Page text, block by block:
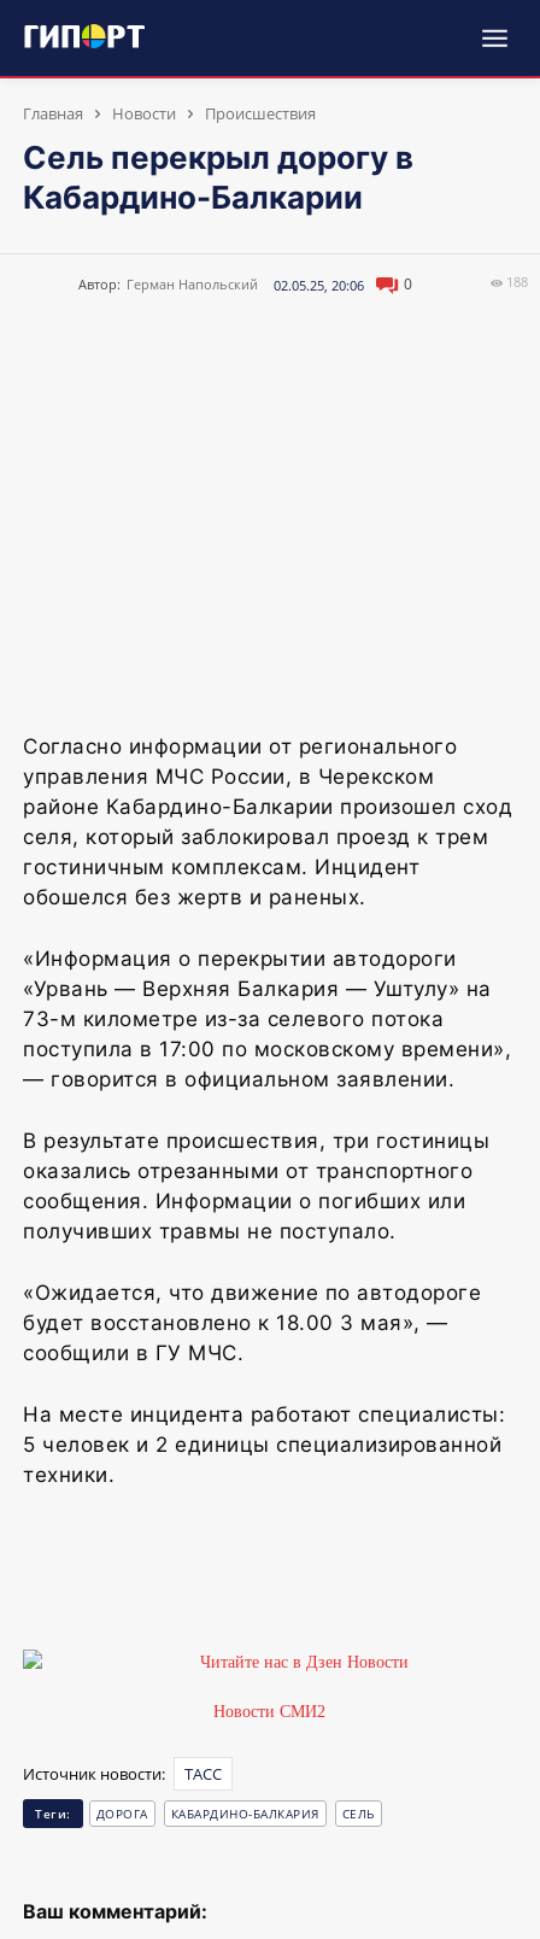
Главная Новости Происшествия
Сель перекрыл дорогу в
Кабардино-Балкарии
Автор: Герман Напольский 02.05.25, 20:06 0 188
Согласно информации от регионального
управления МЧС России, в Черекском
районе Кабардино-Балкарии произошел сход
селя, который заблокировал проезд к трем
гостиничным комплексам. Инцидент
обошелся без жертв и раненых.
«Информация о перекрытии автодороги
«Урвань — Верхняя Балкария — Уштулу» на
73-м километре из-за селевого потока
поступила в 17:00 по московскому времени»,
— говорится в официальном заявлении.
В результате происшествия, три гостиницы
оказались отрезанными от транспортного
сообщения. Информации о погибших или
получивших травмы не поступало.
«Ожидается, что движение по автодороге
будет восстановлено к 18.00 3 мая», —
сообщили в ГУ МЧС.
На месте инцидента работают специалисты:
5 человек и 2 единицы специализированной
техники.
Новости СМИ2
Источник новости: ТАСС
Теги: ДОРОГА КАБАРДИНО-БАЛКАРИЯ СЕЛЬ
Ваш комментарий: